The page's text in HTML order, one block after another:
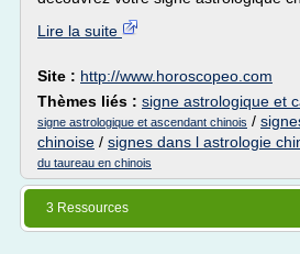
Lire la suite
Site : http://www.horoscopeo.com
Thèmes liés : signe astrologique et
signe astrologique et ascendant chinois /
chinoise / signes dans l astrologie
du taureau en chinois
3 Ressources